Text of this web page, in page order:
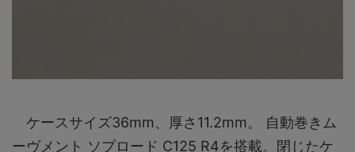
ケースサイズ36mm、厚さ11.2mm。 自動巻きム
ーヴメント ソプロード C125 R4を搭載。閉じたケ